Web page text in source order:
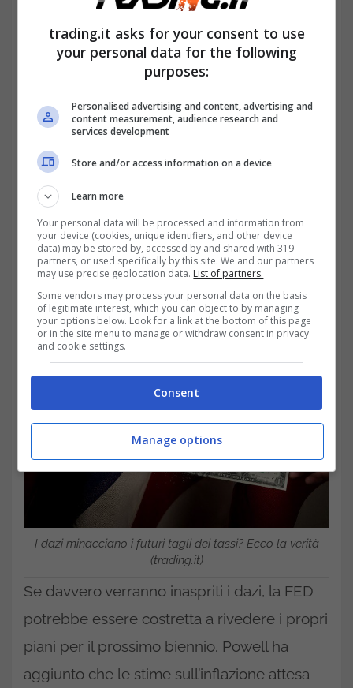
L’ombra della recessione continua a
minacciare gli Stati Uniti d’America. Se il
pericolo non dovesse rientrare, è difficile
pensare ai futuri tagli dei tassi da parte della
FED, previsto per la fine del 2025 e il 2026. Il
Presidente della banca centrale
statunitense, Jerome Powell, ha sottolineato
come molti membri sarebbero contrari alle
modifiche proprio a causa delle incertezze
economiche.
I dazi minacciano i futuri tagli dei tassi? Ecco la verità
(trading.it)
Se davvero verranno inaspriti i dazi, la FED
potrebbe essere costretta a rivedere i propri
piani per il prossimo biennio. Powell ha
aggiunto che le stime sull’inflazione attesa
trading.it asks for your consent to use
your personal data for the following
purposes:
Personalised advertising and content, advertising and
content measurement, audience research and
services development
Store and/or access information on a device
Learn more
Your personal data will be processed and information from
your device (cookies, unique identifiers, and other device
data) may be stored by, accessed by and shared with 319
partners, or used specifically by this site. We and our partners
may use precise geolocation data. List of partners.
Some vendors may process your personal data on the basis
of legitimate interest, which you can object to by managing
your options below. Look for a link at the bottom of this page
or in the site menu to manage or withdraw consent in privacy
and cookie settings.
Consent
Manage options